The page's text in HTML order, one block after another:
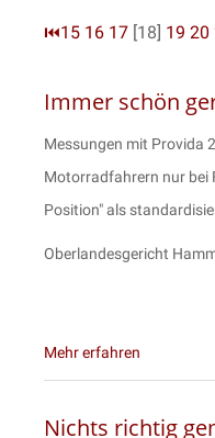
⏮15 16 17 [18] 19 20
Immer schön
Messungen mit Provida
Motorradfahrern nur bei
Position" als
Oberlandesgericht
Mehr erfahren
Nichts richtig